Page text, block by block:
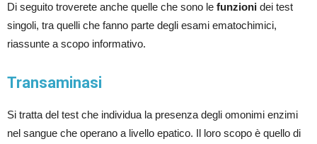
Di seguito troverete anche quelle che sono le funzioni dei test
singoli, tra quelli che fanno parte degli esami ematochimici,
riassunte a scopo informativo.
Transaminasi
Si tratta del test che individua la presenza degli omonimi enzimi
nel sangue che operano a livello epatico. Il loro scopo è quello di